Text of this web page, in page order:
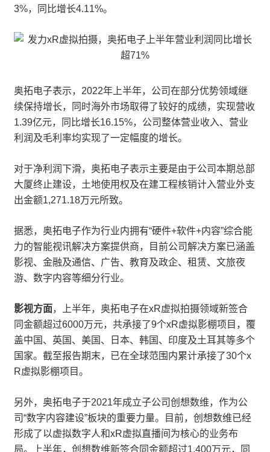
3%，同比增长4.11%。
奥拓电子表示，2022年上半年，公司在部分优势领域继
续保持增长，同时海外市场取得了较好的成绩，实现营收
1.39亿元，同比增长16.15%，公司整体营业收入、营业
利润及毛利率均实现了一定幅度的增长。
对于净利润下滑，奥拓电子表示主要是由于公司本期总部
大厦终止建设，土地使用权及在建工程核销计入营业外支
出金额1,271.18万元所致。
据悉，奥拓电子作为行业内拥有“硬件+软件+内容”综合能
力的智能视讯解决方案提供商，目前公司解决方案已涵盖
影视、金融及通信、广告、教育及政企、租赁、文旅夜
游、数字内容等细分行业。
影视方面，上半年，奥拓电子在xR虚拟拍摄领域新签合
同金额超过6000万元，共承接了9个xR虚拟影棚项目，覆
盖中国、英国、美国、日本、韩国、印度及土耳其等多个
国家。截至报告期末，已在全球范围内累计承接了30个x
R虚拟影棚项目。
另外，奥拓电子于2021年成立子公司创想数维，作为公
司“数字内容建设”板块的重要力量。目前，创想数维已经
形成了以虚拟数字人和xR虚拟直播间为核心的业务布
局。上半年，创想数维新签合同金额超过1,400万元，同